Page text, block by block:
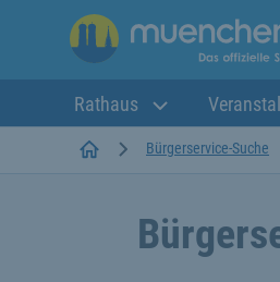
Rathaus
StartseiteBürgerservice-Suche